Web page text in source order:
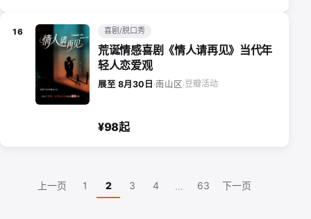
16 喜剧/脱口秀
荒诞情感喜剧《情人请再见》当代年
轻人恋爱观
展至 8月30日 ·南山区·豆瓣活动
¥98起
上一页 1 2 3 4 … 63 下一页